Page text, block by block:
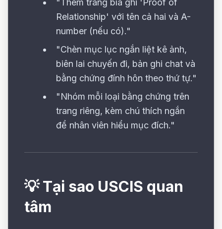
"Thêm trang bìa ghi 'Proof of
Relationship' với tên cả hai và A-
number (nếu có)."
"Chèn mục lục ngắn liệt kê ảnh,
biên lai chuyến đi, bản ghi chat và
bằng chứng đính hôn theo thứ tự."
"Nhóm mỗi loại bằng chứng trên
trang riêng, kèm chú thích ngắn
để nhân viên hiểu mục đích."
💡 Tại sao USCIS quan
tâm